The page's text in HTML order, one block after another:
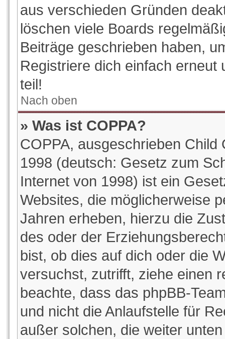
aus verschieden Gründen
löschen viele Boards
Beiträge geschrieben haben,
Registriere dich einfach
teil!
Nach oben
» Was ist COPPA?
COPPA, ausgeschrieben
1998 (deutsch: Gesetz zum
Internet von 1998) ist ein
Websites, die möglicherweise
Jahren erheben, hierzu die
des oder der
bist, ob dies auf dich oder die
versuchst, zutrifft, ziehe einen
beachte, dass das phpBB-
und nicht die Anlaufstelle für
außer solchen, die weiter